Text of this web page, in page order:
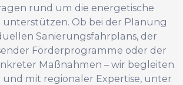
rund um die energetische
unterstützen. Ob bei der Planung
Sanierungsfahrplans, der
Förderprogramme oder der
Maßnahmen – wir begleiten
und mit regionaler Expertise, unter